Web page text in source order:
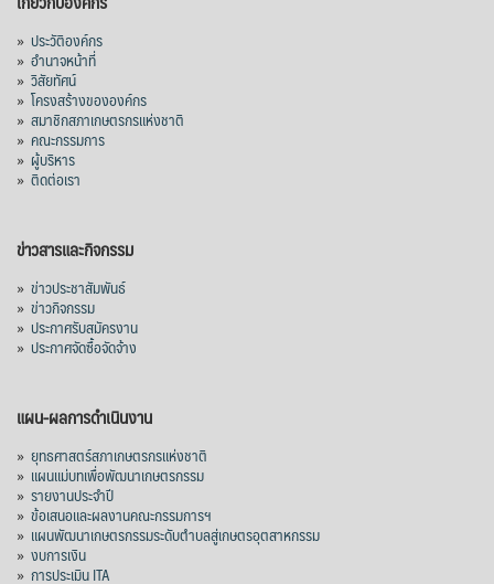
» ประวัติองค์กร
» อำนาจหน้าที่
» วิสัยทัศน์
» โครงสร้างขององค์กร
» สมาชิกสภาเกษตรกรแห่งชาติ
» คณะกรรมการ
» ผู้บริหาร
» ติดต่อเรา
ข่าวสารและกิจกรรม
» ข่าวประชาสัมพันธ์
» ข่าวกิจกรรม
» ประกาศรับสมัครงาน
» ประกาศจัดซื้อจัดจ้าง
แผน-ผลการดำเนินงาน
» ยุทธศาสตร์สภาเกษตรกรแห่งชาติ
» แผนแม่บทเพื่อพัฒนาเกษตรกรรม
» รายงานประจำปี
» ข้อเสนอและผลงานคณะกรรมการฯ
» แผนพัฒนาเกษตรกรรมระดับตำบลสู่เกษตรอุตสาหกรรม
» งบการเงิน
» การประเมิน ITA